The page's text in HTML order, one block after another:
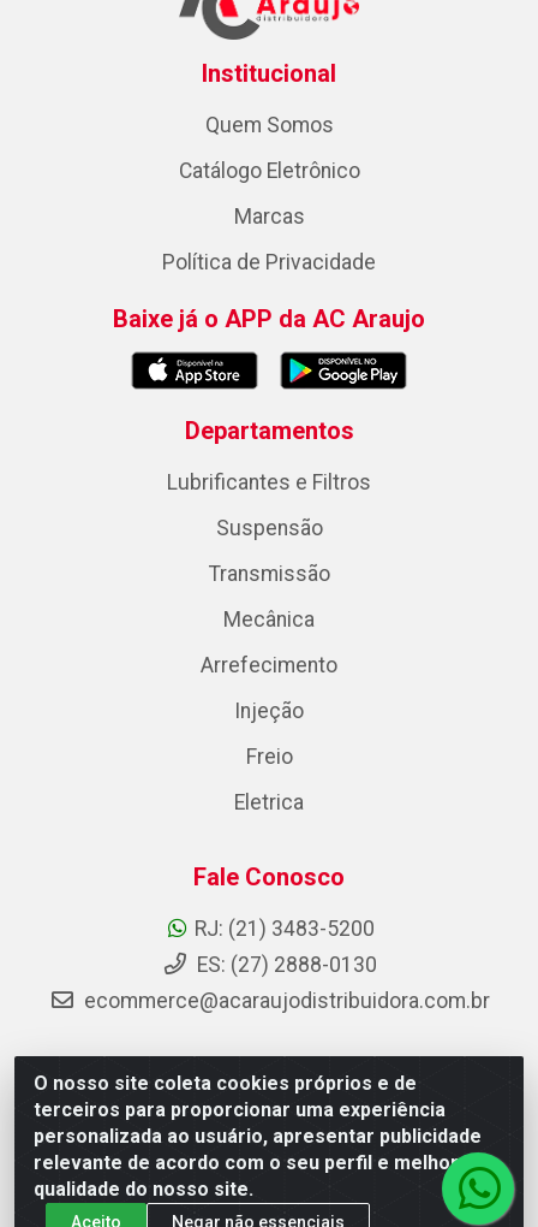
O nosso site coleta cookies próprios e de
terceiros para proporcionar uma experiência
personalizada ao usuário, apresentar publicidade
relevante de acordo com o seu perfil e melhorar a
qualidade do nosso site.
Aceito Negar não essenciais
Institucional
Quem Somos
Catálogo Eletrônico
Marcas
Política de Privacidade
Baixe já o APP da AC Araujo
Departamentos
Lubrificantes e Filtros
Suspensão
Transmissão
Mecânica
Arrefecimento
Injeção
Freio
Eletrica
Fale Conosco
RJ: (21) 3483-5200
ES: (27) 2888-0130
ecommerce@acaraujodistribuidora.com.br
AC Araujo Distribuidora - Rua Carneiro de Campos, 42 -
São Cristóvão, Rio de Janeiro/RJ - CEP 20.920-410 -
CNPJ 08.744.753/0003-85